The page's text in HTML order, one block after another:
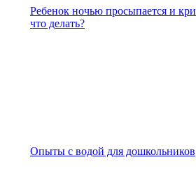
Ребенок ночью просыпается и
что делать?
Опыты с водой для дошкольников